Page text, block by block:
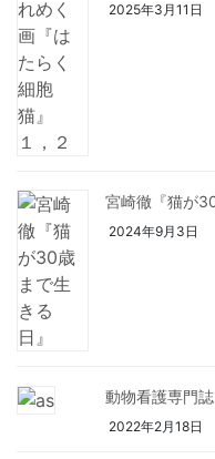
2025年3月11日
宮崎徹『猫が
2024年9月3日
動物看護専門誌
2022年2月18日